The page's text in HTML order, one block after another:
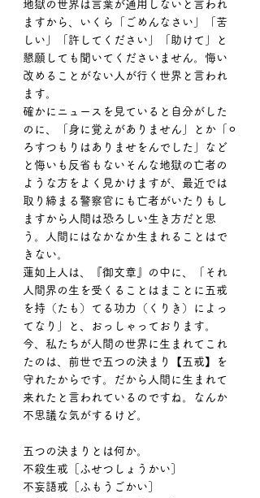
地獄の世界は言葉が通用しないと言われ
ますから、いくら「ごめんなさい」「苦
しい」「許してください」「助けて」と
懇願しても聞いてくださいません。悔い
改めることがない人が行く世界と言われ
ます。
確かにニュースを見ていると自分がした
のに、「身に覚えがありません」とか「⚪︎
ろすつもりはありませをんでした」など
と悔いも反省もないそんな地獄の亡者の
ような方をよく見かけますが、最近では
取り締まる警察官にも亡者がいたりもし
ますから人間は恐ろしい生き方だと思
う。人間にはなかなか生まれることはで
きない。
蓮如上人は、『御文章』の中に、「それ
人間界の生を受くることはまことに五戒
を持（たも）てる功力（くりき）によっ
てなり」と、おっしゃっております。
今、私たちが人間の世界に生まれてこれ
たのは、前世で五つの決まり【五戒】を
守れたからです。だから人間に生まれて
来れたと言われているのですね。なんか
不思議な気がするけど。
五つの決まりとは何か。
不殺生戒［ふせつしょうかい］
不妄語戒［ふもうごかい］